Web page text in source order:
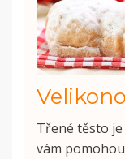
Třené těsto
vám